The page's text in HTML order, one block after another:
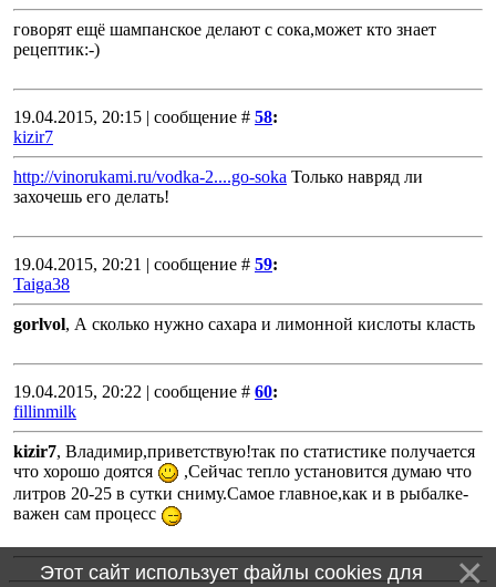
говорят ещё шампанское делают с сока,может кто знает
рецептик:-)
19.04.2015, 20:15 | сообщение # 58:
kizir7
http://vinorukami.ru/vodka-2....go-soka Только навряд ли
захочешь его делать!
19.04.2015, 20:21 | сообщение # 59:
Taiga38
gorlvol, А сколько нужно сахара и лимонной кислоты класть
19.04.2015, 20:22 | сообщение # 60:
fillinmilk
kizir7, Владимир,приветствую!так по статистике получается
что хорошо доятся
,Сейчас тепло установится думаю что
литров 20-25 в сутки сниму.Самое главное,как и в рыбалке-
важен сам процесс
Этот сайт использует файлы cookies для